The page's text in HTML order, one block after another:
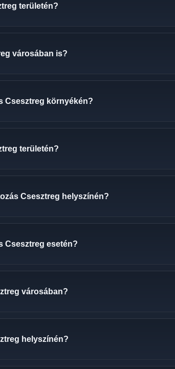
területén?
városában is?
Csesztreg környékén?
területén?
Csesztreg helyszínén?
Csesztreg esetén?
városában?
helyszínén?